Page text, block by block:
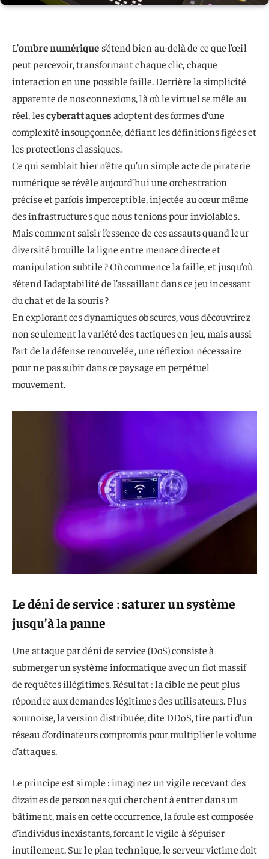
L’ombre numérique s’étend bien au-delà de ce que l’œil
peut percevoir, transformant chaque clic, chaque
interaction en une possible faille. Derrière la simplicité
apparente de nos connexions, là où le virtuel se mêle au
réel, lescyberattaquesadoptent des formes d’une
complexité insoupçonnée, défiant les définitions figées et
les protections classiques.
Ce qui semblait hier n’être qu’un simple acte de piraterie
numérique se révèle aujourd’hui une orchestration
précise et parfois imperceptible, injectée au cœur même
des infrastructures que nous tenions pour inviolables.
Mais comment saisir l’essence de ces assauts quand leur
diversité brouille la ligne entre menace directe et
manipulation subtile ? Où commence la faille, et jusqu’où
s’étend l’adaptabilité de l’assaillant dans ce jeu incessant
du chat et de la souris ?
En explorant ces dynamiques obscures, vous découvrirez
non seulement la variété des tactiques en jeu, mais aussi
l’art de la défense renouvelée, une réflexion nécessaire
pour ne pas subir dans ce paysage en perpétuel
mouvement.
Le déni de service : saturer un système
jusqu’à la panne
Une attaque par déni de service (DoS) consiste à
submerger un système informatique avec un flot massif
de requêtes illégitimes. Résultat : la cible ne peut plus
répondre aux demandes légitimes des utilisateurs. Plus
sournoise, la version distribuée, dite DDoS, tire parti d’un
réseau d’ordinateurs compromis pour multiplier le volume
d’attaques.
Le principe est simple : imaginez un vigile recevant des
dizaines de personnes qui cherchent à entrer dans un
bâtiment, mais en cette occurrence, la foule est composée
d’individus inexistants, forcant le vigile à s’épuiser
inutilement. Sur le plan technique, le serveur victime doit